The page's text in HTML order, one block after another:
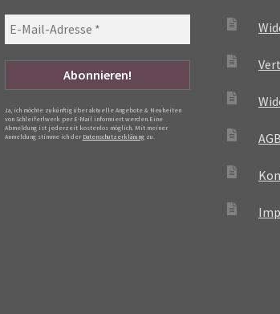
Ja, ich möchte zukünftig über aktuelle Angebote & Neuheiten
von Schleiferlwerk per E-Mail informiert werden.Eine
Abmeldung ist jederzeit kostenlos möglich. Mit meiner
Anmeldung stimme ich der Datenschutzerklärungzu. AGB